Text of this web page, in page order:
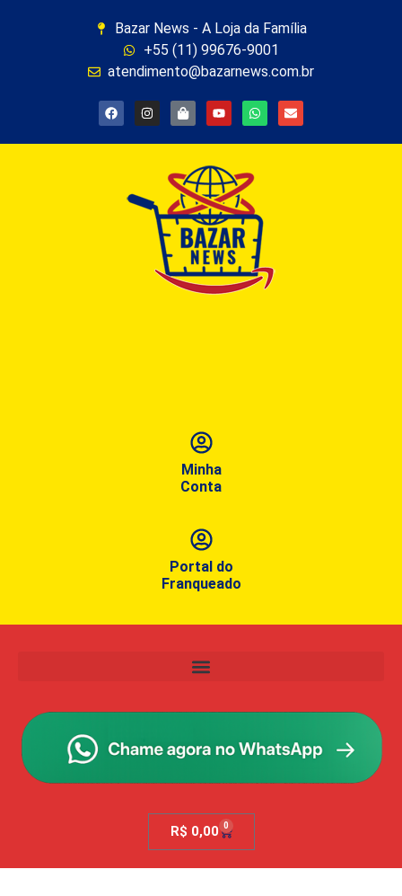
Bazar News - A Loja da Família
+55 (11) 99676-9001
atendimento@bazarnews.com.br
Minha
Conta
Portal do
Franqueado
R$ 0,00 0